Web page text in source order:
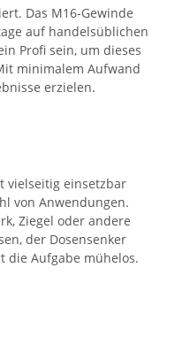
Das M16-Gewinde
auf handelsüblichen
Profi sein, um dieses
minimalem Aufwand
erzielen.
vielseitig einsetzbar
von Anwendungen.
Ziegel oder andere
der Dosensenker
die Aufgabe mühelos.